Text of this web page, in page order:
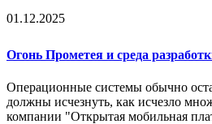
01.12.2025
Огонь Прометея и среда
Операционные системы обычно
должны исчезнуть, как исчезло
компании "Открытая мобильная